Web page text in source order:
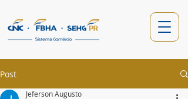
Post
Jeferson Augusto